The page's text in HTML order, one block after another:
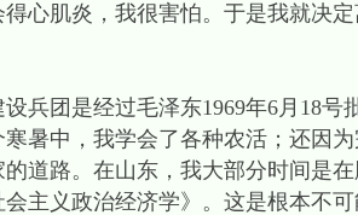
心肌炎，我很害怕。于是我就决
团是经过毛泽东1969年6月18号
寒暑中，我学会了各种农活；还因
道路。在山东，我大部分时间是
主义政治经济学》。这是根本不